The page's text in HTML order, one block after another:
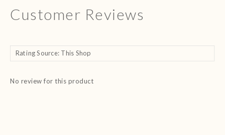
Customer Reviews
No review for this product